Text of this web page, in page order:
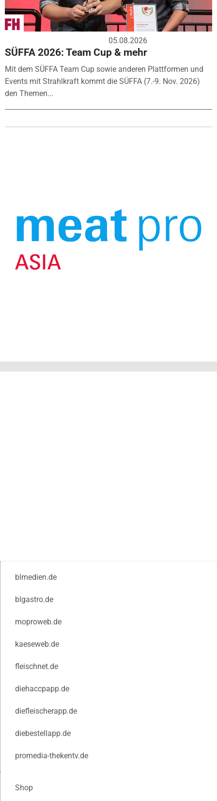
05.08.2026
SÜFFA 2026: Team Cup & mehr
Mit dem SÜFFA Team Cup sowie anderen Plattformen und
Events mit Strahlkraft kommt die SÜFFA (7.-9. Nov. 2026)
den Themen...
blmedien.de
blgastro.de
moproweb.de
kaeseweb.de
fleischnet.de
diehaccpapp.de
diefleischerapp.de
diebestellapp.de
promedia-thekentv.de
Shop